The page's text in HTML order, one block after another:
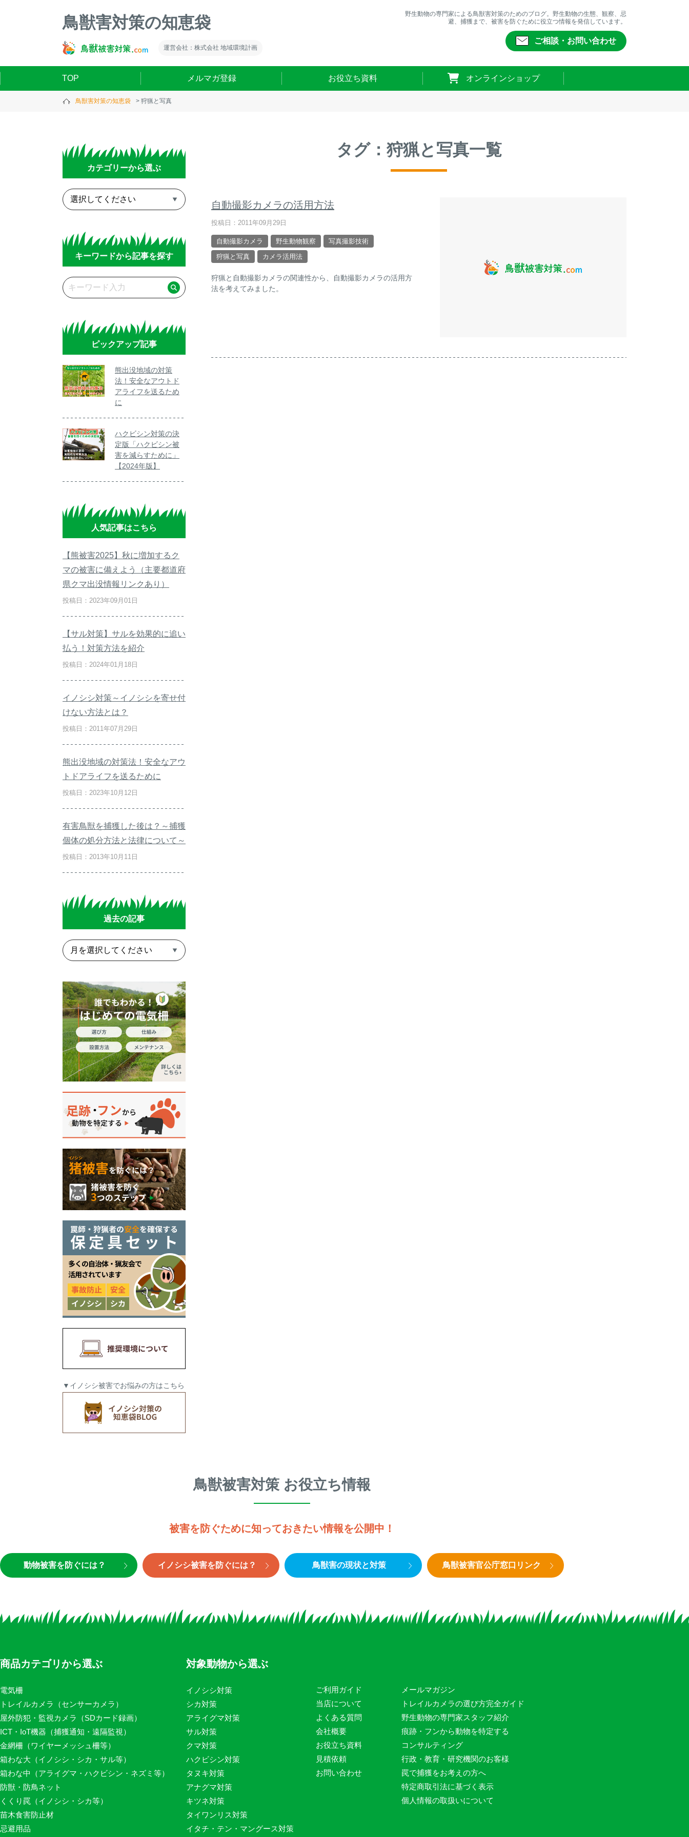
鳥獣害対策の知恵袋
運営会社：株式会社 地域環境計画
野生動物の専門家による鳥獣害対策のためのブログ。野生動物の生態、観察、忌
避、捕獲まで、被害を防ぐために役立つ情報を発信しています。
ご相談・お問い合わせ
TOP メルマガ登録 お役立ち資料 オンラインショップ
鳥獣害対策の知恵袋 狩猟と写真
カテゴリーから選ぶ
キーワードから記事を探す
ピックアップ記事
熊出没地域の対策
法！安全なアウトド
アライフを送るため
に
ハクビシン対策の決
定版「ハクビシン被
害を減らすために」
【2024年版】
人気記事はこちら
【熊被害2025】秋に増加するク
マの被害に備えよう（主要都道府
県クマ出没情報リンクあり）
投稿日：2023年09月01日
【サル対策】サルを効果的に追い
払う！対策方法を紹介
投稿日：2024年01月18日
イノシシ対策～イノシシを寄せ付
けない方法とは？
投稿日：2011年07月29日
熊出没地域の対策法！安全なアウ
トドアライフを送るために
投稿日：2023年10月12日
有害鳥獣を捕獲した後は？～捕獲
個体の処分方法と法律について～
投稿日：2013年10月11日
過去の記事
▼イノシシ被害でお悩みの方はこちら
タグ：狩猟と写真一覧
自動撮影カメラの活用方法
投稿日：2011年09月29日
自動撮影カメラ 野生動物観察
写真撮影技術
狩猟と写真
カメラ活用法
狩猟と自動撮影カメラの関連性から、自動撮影カメラの活用方
法を考えてみました。
鳥獣被害対策 お役立ち情報
被害を防ぐために知っておきたい情報を公開中！
動物被害を防ぐには？ イノシシ被害を防ぐには？ 鳥獣害の現状と対策 鳥獣被害官公庁窓口リンク
商品カテゴリから選ぶ
電気柵
トレイルカメラ（センサーカメラ）
屋外防犯・監視カメラ（SDカード録画）
ICT・IoT機器（捕獲通知・遠隔監視）
金網柵（ワイヤーメッシュ柵等）
箱わな大（イノシシ・シカ・サル等）
箱わな中（アライグマ・ハクビシン・ネズミ等）
防獣・防鳥ネット
くくり罠（イノシシ・シカ等）
苗木食害防止材
忌避用品
対象動物から選ぶ
イノシシ対策
シカ対策
アライグマ対策
サル対策
クマ対策
ハクビシン対策
タヌキ対策
アナグマ対策
キツネ対策
タイワンリス対策
イタチ・テン・マングース対策
ご利用ガイド
当店について
よくある質問
会社概要
お役立ち資料
見積依頼
お問い合わせ
メールマガジン
トレイルカメラの選び方完全ガイド
野生動物の専門家スタッフ紹介
痕跡・フンから動物を特定する
コンサルティング
行政・教育・研究機関のお客様
罠で捕獲をお考えの方へ
特定商取引法に基づく表示
個人情報の取扱いについて